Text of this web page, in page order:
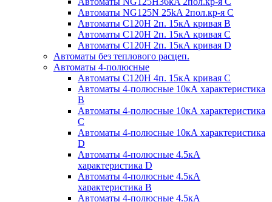
Автоматы NG125N 25kA 2пол.кр-я C
Автоматы С120H 2п. 15кА кривая B
Автоматы С120H 2п. 15кА кривая C
Автоматы С120H 2п. 15кА кривая D
Автоматы без теплового расцеп.
Автоматы 4-полюсные
Автоматы С120H 4п. 15кА кривая C
Автоматы 4-полюсные 10кА характеристика
B
Автоматы 4-полюсные 10кА характеристика
C
Автоматы 4-полюсные 10кА характеристика
D
Автоматы 4-полюсные 4.5кА
характеристика D
Автоматы 4-полюсные 4.5кА
характеристика В
Автоматы 4-полюсные 4.5кА